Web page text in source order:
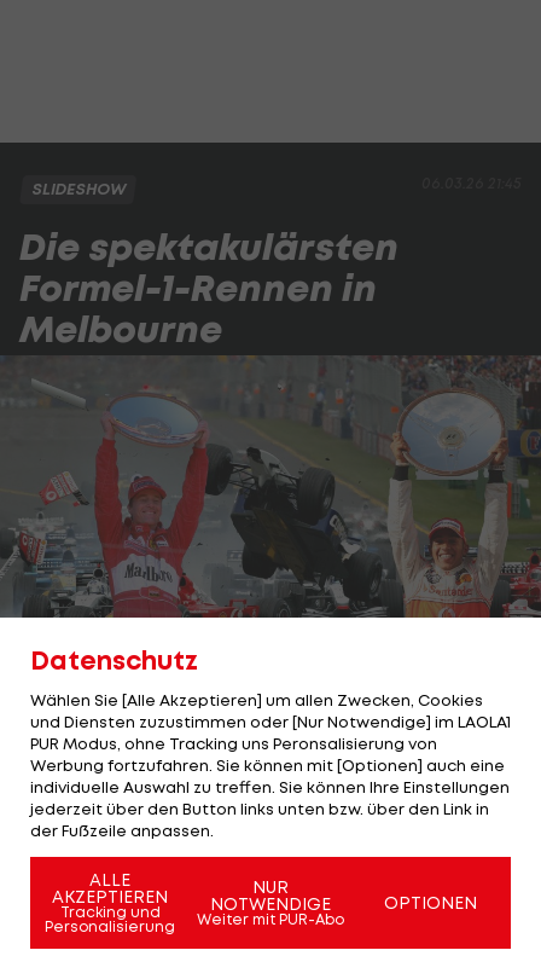
SLIDESHOW
Die spektakulärsten
Formel-1-Rennen in
Melbourne
Saisonauftakt am Albert Park Circuit!
Am Sonntag (ab 5:00 Uhr imLIVE-Ticker) geht der
erste Formel-1-Grand-Prix des Jahres über die
Bühne.
LAOLA1hat deshalb die Geschichtsbücher
durchforstet und die spektakulärsten Rennen, die
Datenschutz
Wählen Sie [Alle Akzeptieren] um allen Zwecken, Cookies
und Diensten zuzustimmen oder [Nur Notwendige] im LAOLA1
PUR Modus, ohne Tracking uns Peronsalisierung von
Werbung fortzufahren. Sie können mit [Optionen] auch eine
individuelle Auswahl zu treffen. Sie können Ihre Einstellungen
jederzeit über den Button links unten bzw. über den Link in
der Fußzeile anpassen.
ALLE
AKZEPTIEREN
Tracking und
Personalisierung
NUR
NOTWENDIGE
Weiter mit PUR-Abo
OPTIONEN